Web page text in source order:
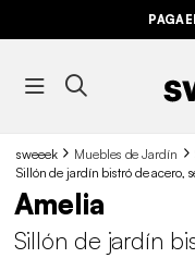
PAGA
sweeek Muebles de Jardín
Sillón de jardín bistró de acero,
Amelia
Sillón de jardín